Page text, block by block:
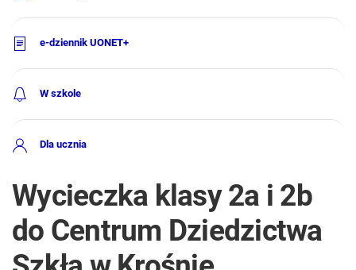
e-dziennik UONET+
W szkole
Dla ucznia
Wycieczka klasy 2a i 2b
do Centrum Dziedzictwa